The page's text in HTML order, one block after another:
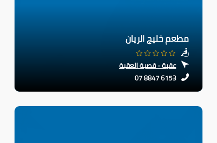
مطعم خليج الريان
عقبة - قصبة العقبة
07 8847 6153